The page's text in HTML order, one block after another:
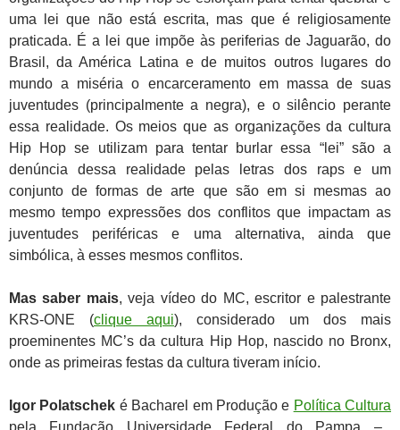
uma lei que não está escrita, mas que é religiosamente
praticada. É a lei que impõe às periferias de Jaguarão, do
Brasil, da América Latina e de muitos outros lugares do
mundo a miséria o encarceramento em massa de suas
juventudes (principalmente a negra), e o silêncio perante
essa realidade. Os meios que as organizações da cultura
Hip Hop se utilizam para tentar burlar essa “lei” são a
denúncia dessa realidade pelas letras dos raps e um
conjunto de formas de arte que são em si mesmas ao
mesmo tempo expressões dos conflitos que impactam as
juventudes periféricas e uma alternativa, ainda que
simbólica, à esses mesmos conflitos.
Mas saber mais, veja vídeo do MC, escritor e palestrante
KRS-ONE (clique aqui), considerado um dos mais
proeminentes MC’s da cultura Hip Hop, nascido no Bronx,
onde as primeiras festas da cultura tiveram início.
Igor Polatschek é Bacharel em Produção e Política Cultura